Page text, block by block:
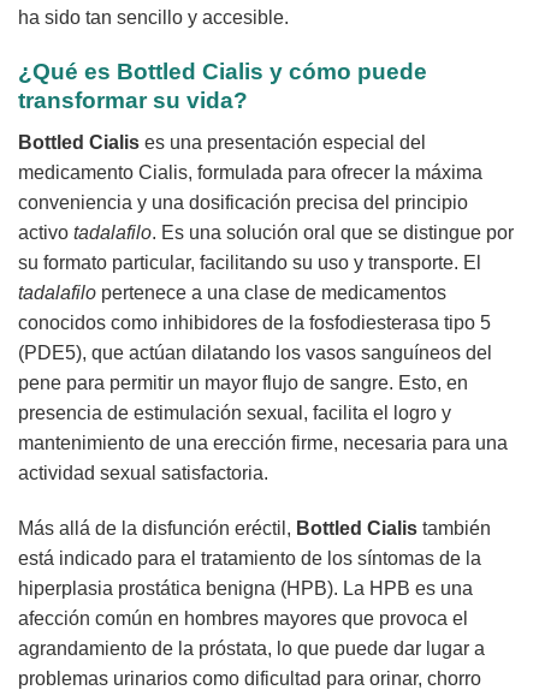
ha sido tan sencillo y accesible.
¿Qué es Bottled Cialis y cómo puede
transformar su vida?
Bottled Cialis es una presentación especial del
medicamento Cialis, formulada para ofrecer la máxima
conveniencia y una dosificación precisa del principio
activo tadalafilo. Es una solución oral que se distingue por
su formato particular, facilitando su uso y transporte. El
tadalafilo pertenece a una clase de medicamentos
conocidos como inhibidores de la fosfodiesterasa tipo 5
(PDE5), que actúan dilatando los vasos sanguíneos del
pene para permitir un mayor flujo de sangre. Esto, en
presencia de estimulación sexual, facilita el logro y
mantenimiento de una erección firme, necesaria para una
actividad sexual satisfactoria.
Más allá de la disfunción eréctil, Bottled Cialis también
está indicado para el tratamiento de los síntomas de la
hiperplasia prostática benigna (HPB). La HPB es una
afección común en hombres mayores que provoca el
agrandamiento de la próstata, lo que puede dar lugar a
problemas urinarios como dificultad para orinar, chorro